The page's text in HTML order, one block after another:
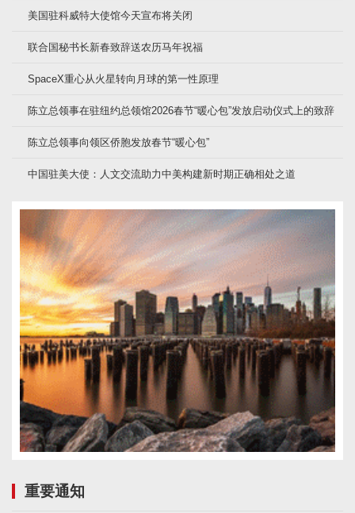
美国驻科威特大使馆今天宣布将关闭
联合国秘书长新春致辞送农历马年祝福
SpaceX重心从火星转向月球的第一性原理
陈立总领事在驻纽约总领馆2026春节“暖心包”发放启动仪式上的致辞
陈立总领事向领区侨胞发放春节“暖心包”
中国驻美大使：人文交流助力中美构建新时期正确相处之道
重要通知